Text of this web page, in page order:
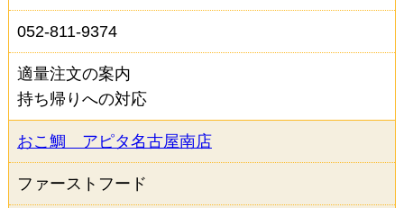
取組みから選択（複数選択可）
食べ残しを減らす啓発
３０・１０運動の案内
量を調整したメニューの提供
持ち帰りへの対応
052-811-9374
適量注文の案内
持ち帰りへの対応
おこ鯛 アピタ名古屋南店
ファーストフード